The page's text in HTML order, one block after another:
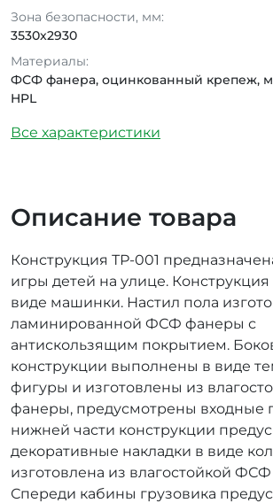
Зона безопасности, мм:
3530x2930
Материалы:
ФСФ фанера, оцинкованный крепеж,
HPL
Все характеристики
Описание товара
Конструкция ТР-001
игры детей на улице.
виде машинки. Настил пола
ламинированной ФСФ фанеры с
антискользящим покрытием.
конструкции выполнены в виде
фигуры и изготовлены из
фанеры, предусмотрены входные
нижней части конструкции
декоративные накладки в виде
изготовлена из влагостойкой
Спереди кабины грузовика